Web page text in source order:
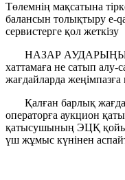
Төлемнің мақсатына
балансын толықтыру e-
сервистерге қол жеткізу
НАЗАР АУДАРЫҢЫЗ!
хаттамаға не сатып
жағдайларда
Қалған барлық
операторға аукцион
қатысушының ЭЦҚ
үш жұмыс күнінен